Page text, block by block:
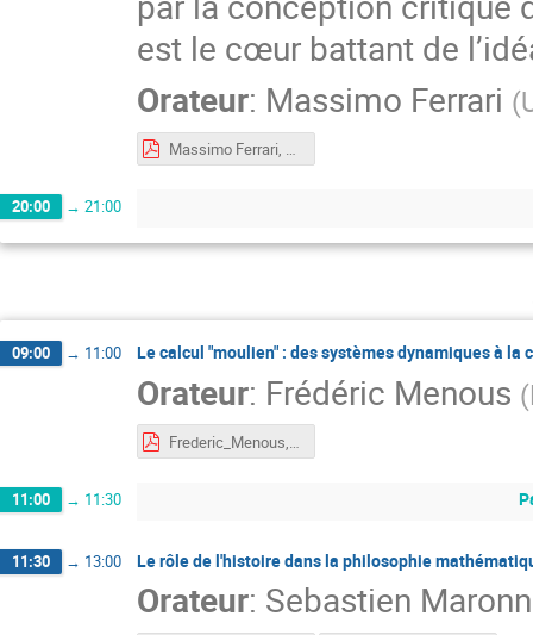
est le cœur battant de
Orateur: Massimo Ferrari (
Massimo Ferrari, Brunschvicg_2.pdf
20:00 → 21:00
09:00 → 11:00 Le calcul "moulien" : des systèmes dynamiques à la
Orateur: Frédéric Menous (
Frederic_Menous, systemes_dynamiques_combinatoire.pdf
11:00 → 11:30
11:30 → 13:00 Le rôle de l'histoire dans la philosophie
Orateur: Sebastien